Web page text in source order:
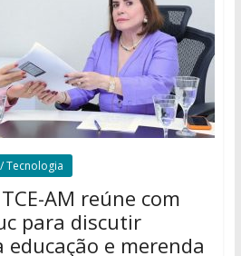
Tecnologia
AM reúne com
para discutir
educação e merenda